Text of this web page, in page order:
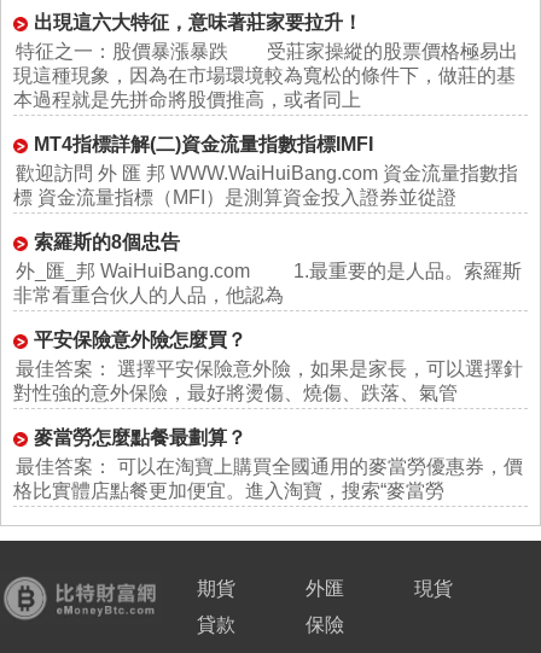
出現這六大特征，意味著莊家要拉升！
特征之一：股價暴漲暴跌 受莊家操縱的股票價格極易出
現這種現象，因為在市場環境較為寬松的條件下，做莊的基
本過程就是先拼命將股價推高，或者同上
MT4指標詳解(二)資金流量指數指標IMFI
歡迎訪問 外 匯 邦 WWW.WaiHuiBang.com 資金流量指數指
標 資金流量指標（MFI）是測算資金投入證券並從證
索羅斯的8個忠告
外_匯_邦 WaiHuiBang.com 1.最重要的是人品。索羅斯
非常看重合伙人的人品，他認為
平安保險意外險怎麼買？
最佳答案： 選擇平安保險意外險，如果是家長，可以選擇針
對性強的意外保險，最好將燙傷、燒傷、跌落、氣管
麥當勞怎麼點餐最劃算？
最佳答案： 可以在淘寶上購買全國通用的麥當勞優惠券，價
格比實體店點餐更加便宜。進入淘寶，搜索“麥當勞
期貨 外匯
現貨
貸款
保險